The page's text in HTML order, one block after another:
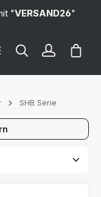
"VERSAND26"
SHB Serie